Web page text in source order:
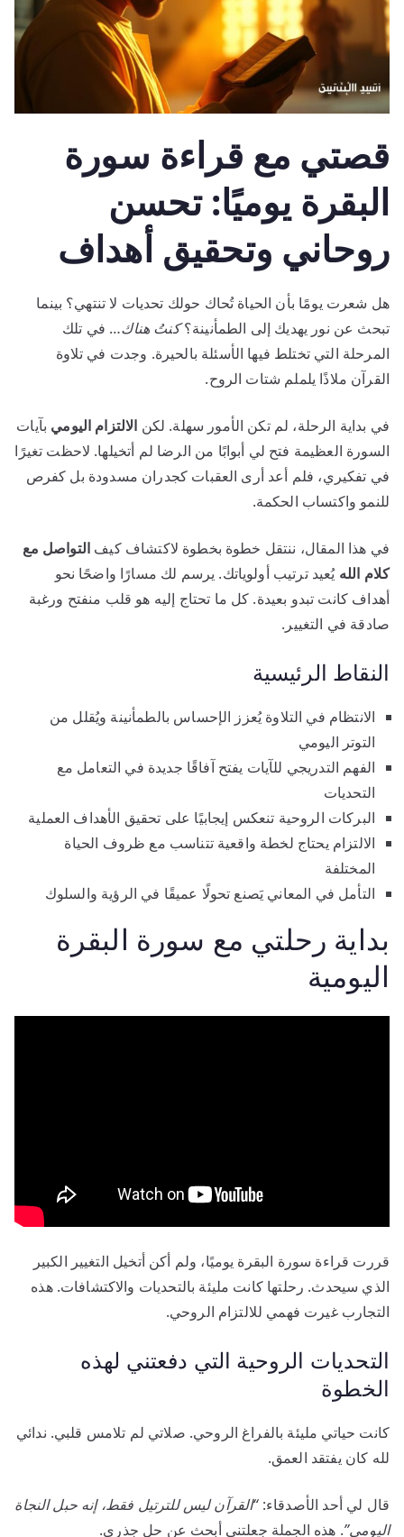
قصتي مع قراءة سورة
البقرة يوميًا: تحسن
روحاني وتحقيق أهداف
هل شعرت يومًا بأن الحياة تُحاك حولك تحديات لا تنتهي؟ بينما
تبحث عن نور يهديك إلى الطمأنينة؟كنتُ هناك… في تلك
المرحلة التي تختلط فيها الأسئلة بالحيرة. وجدت في تلاوة
القرآن ملاذًا يلملم شتات الروح.
في بداية الرحلة، لم تكن الأمور سهلة. لكن الالتزام اليومي بآيات
السورة العظيمة فتح لي أبوابًا من الرضا لم أتخيلها. لاحظت تغيرًا
في تفكيري، فلم أعد أرى العقبات كجدران مسدودة بل كفرص
للنمو واكتساب الحكمة.
في هذا المقال، ننتقل خطوة بخطوة لاكتشاف كيف التواصل مع
كلام الله يُعيد ترتيب أولوياتك. يرسم لك مسارًا واضحًا نحو
أهداف كانت تبدو بعيدة. كل ما تحتاج إليه هو قلب منفتح ورغبة
صادقة في التغيير.
النقاط الرئيسية
الانتظام في التلاوة يُعزز الإحساس بالطمأنينة ويُقلل من
التوتر اليومي
الفهم التدريجي للآيات يفتح آفاقًا جديدة في التعامل مع
التحديات
البركات الروحية تنعكس إيجابيًا على تحقيق الأهداف العملية
الالتزام يحتاج لخطة واقعية تتناسب مع ظروف الحياة
المختلفة
التأمل في المعاني يَصنع تحولًا عميقًا في الرؤية والسلوك
بداية رحلتي مع سورة البقرة
اليومية
قررت قراءة سورة البقرة يوميًا، ولم أكن أتخيل التغيير الكبير
الذي سيحدث. رحلتها كانت مليئة بالتحديات والاكتشافات. هذه
التجارب غيرت فهمي للالتزام الروحي.
التحديات الروحية التي دفعتني لهذه
الخطوة
كانت حياتي مليئة بالفراغ الروحي. صلاتي لم تلامس قلبي. ندائي
لله كان يفتقد العمق.
قال لي أحد الأصدقاء:“القرآن ليس للترتيل فقط، إنه حبل النجاة
اليومي”. هذه الجملة جعلتني أبحث عن حل جذري.